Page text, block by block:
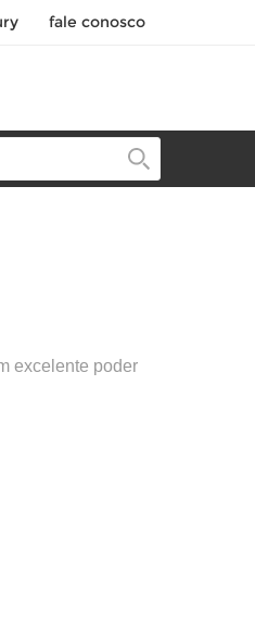
fale conosco
excelente poder